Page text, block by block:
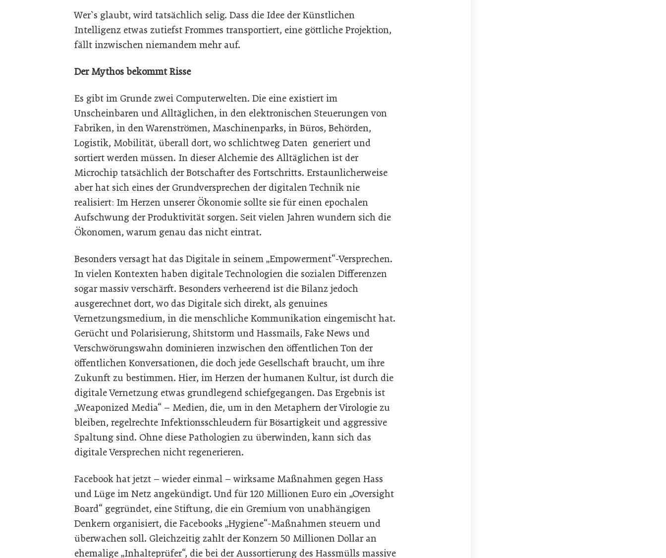
Wer`s glaubt, wird tatsächlich selig. Dass die Idee der Künstlichen
Intelligenz etwas zutiefst Frommes transportiert, eine göttliche Projektion,
fällt inzwischen niemandem mehr auf.
Der Mythos bekommt Risse
Es gibt im Grunde zwei Computerwelten. Die eine existiert im
Unscheinbaren und Alltäglichen, in den elektronischen Steuerungen von
Fabriken, in den Warenströmen, Maschinenparks, in Büros, Behörden,
Logistik, Mobilität, überall dort, wo schlichtweg Daten generiert und
sortiert werden müssen. In dieser Alchemie des Alltäglichen ist der
Microchip tatsächlich der Botschafter des Fortschritts. Erstaunlicherweise
aber hat sich eines der Grundversprechen der digitalen Technik nie
realisiert: Im Herzen unserer Ökonomie sollte sie für einen epochalen
Aufschwung der Produktivität sorgen. Seit vielen Jahren wundern sich die
Ökonomen, warum genau das nicht eintrat.
Besonders versagt hat das Digitale in seinem „Empowerment“-Versprechen.
In vielen Kontexten haben digitale Technologien die sozialen Differenzen
sogar massiv verschärft. Besonders verheerend ist die Bilanz jedoch
ausgerechnet dort, wo das Digitale sich direkt, als genuines
Vernetzungsmedium, in die menschliche Kommunikation eingemischt hat.
Gerücht und Polarisierung, Shitstorm und Hassmails, Fake News und
Verschwörungswahn dominieren inzwischen den öffentlichen Ton der
öffentlichen Konversationen, die doch jede Gesellschaft braucht, um ihre
Zukunft zu bestimmen. Hier, im Herzen der humanen Kultur, ist durch die
digitale Vernetzung etwas grundlegend schiefgegangen. Das Ergebnis ist
„Weaponized Media“ – Medien, die, um in den Metaphern der Virologie zu
bleiben, regelrechte Infektionsschleudern für Bösartigkeit und aggressive
Spaltung sind. Ohne diese Pathologien zu überwinden, kann sich das
digitale Versprechen nicht regenerieren.
Facebook hat jetzt – wieder einmal – wirksame Maßnahmen gegen Hass
und Lüge im Netz angekündigt. Und für 120 Millionen Euro ein „Oversight
Board“ gegründet, eine Stiftung, die ein Gremium von unabhängigen
Denkern organisiert, die Facebooks „Hygiene“-Maßnahmen steuern und
überwachen soll. Gleichzeitig zahlt der Konzern 50 Millionen Dollar an
ehemalige „Inhalteprüfer“, die bei der Aussortierung des Hassmülls massive